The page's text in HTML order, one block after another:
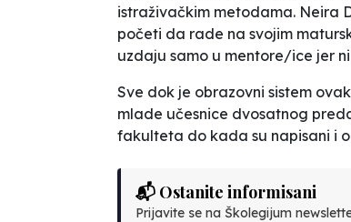
istraživačkim metodama. Neira
početi da rade na svojim
uzdaju samo u mentore/ice jer
Sve dok je obrazovni sistem
mlade učesnice dvosatnog
fakulteta do kada su napisani i
📬 Ostanite informisani
Prijavite se na Školegijum